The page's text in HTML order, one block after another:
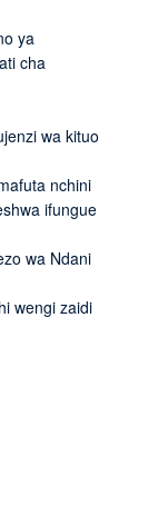
ya
cha
wa kituo
nchini
ifungue
wa Ndani
wengi zaidi